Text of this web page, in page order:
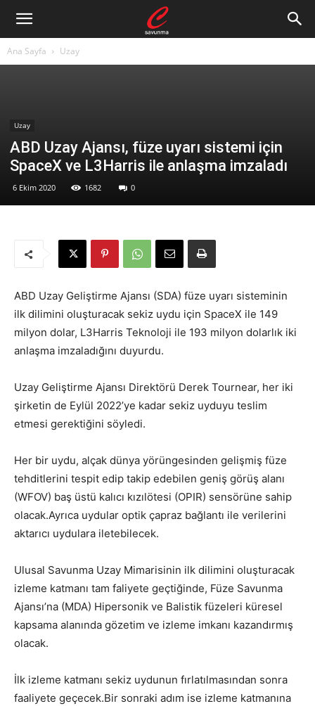
Ana Sayfa Uzay
Uzay
ABD Uzay Ajansı, füze uyarı sistemi için
SpaceX ve L3Harris ile anlaşma imzaladı
6 Ekim 2020 1682 0
ABD Uzay Geliştirme Ajansı (SDA) füze uyarı sisteminin
ilk dilimini oluşturacak sekiz uydu için SpaceX ile 149
milyon dolar, L3Harris Teknoloji ile 193 milyon dolarlık iki
anlaşma imzaladığını duyurdu.
Uzay Geliştirme Ajansı Direktörü Derek Tournear, her iki
şirketin de Eylül 2022’ye kadar sekiz uyduyu teslim
etmesi gerektiğini söyledi.
Her bir uydu, alçak dünya yörüngesinden gelişmiş füze
tehditlerini tespit edip takip edebilen geniş görüş alanı
(WFOV) baş üstü kalıcı kızılötesi (OPIR) sensörüne sahip
olacak.Ayrıca uydular optik çapraz bağlantı ile verilerini
aktarıcı uydulara iletebilecek.
Ulusal Savunma Uzay Mimarisinin ilk dilimini oluşturacak
izleme katmanı tam faliyete geçtiğinde, Füze Savunma
Ajansı’na (MDA) Hipersonik ve Balistik füzeleri küresel
kapsama alanında gözetim ve izleme imkanı kazandırmış
olacak.
İlk izleme katmanı sekiz uydunun fırlatılmasından sonra
faaliyete geçecek.Bir sonraki adım ise izleme katmanına